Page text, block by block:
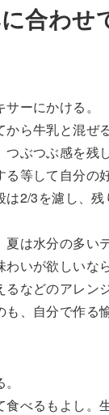
合わせ
ーにかける。
から牛乳と混ぜ
つぶつぶ感を残
る等して自分の
は2/3を濾し、残
夏は水分の多い
わいが欲しいな
るなどのアレン
も、自分で作る
食べるもよし。